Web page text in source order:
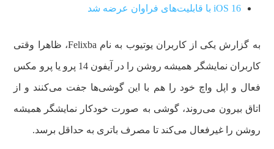
iOS 16 با قابلیت‌های فراوان عرضه شد
به گزارش یکی از کاربران یوتیوب به نام Felixba، ظاهرا وقتی
کاربران نمایشگر همیشه روشن را در آیفون 14 پرو یا پرو مکس
فعال و اپل واچ خود را هم با این گوشی‌ها جفت می‌کنند و از
اتاق بیرون می‌روند، گوشی به صورت خودکار نمایشگر همیشه
روشن را غیرفعال می‌کند تا مصرف باتری به حداقل برسد.